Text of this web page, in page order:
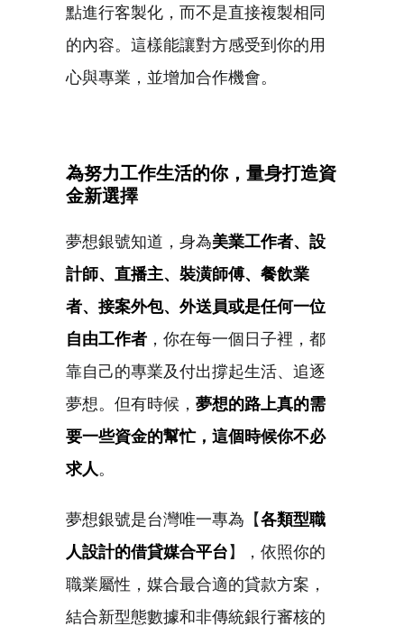
點進行客製化，而不是直接複製相同
的內容。這樣能讓對方感受到你的用
心與專業，並增加合作機會。
為努力工作生活的你，量身打造資
金新選擇
夢想銀號知道，身為美業工作者、設
計師、直播主、裝潢師傅、餐飲業
者、接案外包、外送員或是任何一位
自由工作者，你在每一個日子裡，都
靠自己的專業及付出撐起生活、追逐
夢想。但有時候， 夢想的路上真的需
要一些資金的幫忙，這個時候你不必
求人。
夢想銀號是台灣唯一專為【各類型職
人設計的借貸媒合平台】，依照你的
職業屬性，媒合最合適的貸款方案，
結合新型態數據和非傳統銀行審核的